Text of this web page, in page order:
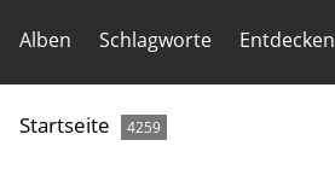
Alben Schlagworte Entdecken
Startseite 4259